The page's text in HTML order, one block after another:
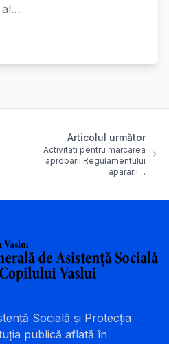
al…
Articolul următor
Activitati pentru marcarea
aprobarii Regulamentului
apararii…
Socială și Protecția
publică aflată în